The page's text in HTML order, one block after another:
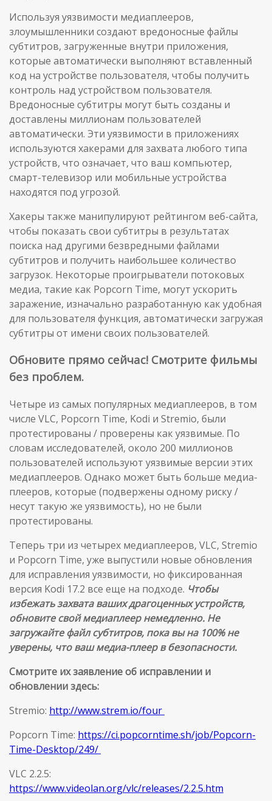
Используя уязвимости медиаплееров,
злоумышленники создают вредоносные файлы
субтитров, загруженные внутри приложения,
которые автоматически выполняют вставленный
код на устройстве пользователя, чтобы получить
контроль над устройством пользователя.
Вредоносные субтитры могут быть созданы и
доставлены миллионам пользователей
автоматически. Эти уязвимости в приложениях
используются хакерами для захвата любого типа
устройств, что означает, что ваш компьютер,
смарт-телевизор или мобильные устройства
находятся под угрозой.
Хакеры также манипулируют рейтингом веб-сайта,
чтобы показать свои субтитры в результатах
поиска над другими безвредными файлами
субтитров и получить наибольшее количество
загрузок. Некоторые проигрыватели потоковых
медиа, такие как Popcorn Time, могут ускорить
заражение, изначально разработанную как удобная
для пользователя функция, автоматически загружая
субтитры от имени своих пользователей.
Обновите прямо сейчас! Смотрите фильмы
без проблем.
Четыре из самых популярных медиаплееров, в том
числе VLC, Popcorn Time, Kodi и Stremio, были
протестированы / проверены как уязвимые. По
словам исследователей, около 200 миллионов
пользователей используют уязвимые версии этих
медиаплееров. Однако может быть больше медиа-
плееров, которые (подвержены одному риску /
несут такую же уязвимость), но не были
протестированы.
Теперь три из четырех медиаплееров, VLC, Stremio
и Popcorn Time, уже выпустили новые обновления
для исправления уязвимости, но фиксированная
версия Kodi 17.2 все еще на подходе. Чтобы
избежать захвата ваших драгоценных устройств,
обновите свой медиаплеер немедленно. Не
загружайте файл субтитров, пока вы на 100% не
уверены, что ваш медиа-плеер в безопасности.
Смотрите их заявление об исправлении и
обновлении здесь:
Stremio: http://www.strem.io/four
Popcorn Time: https://ci.popcorntime.sh/job/Popcorn-
Time-Desktop/249/
VLC 2.2.5:
https://www.videolan.org/vlc/releases/2.2.5.htm